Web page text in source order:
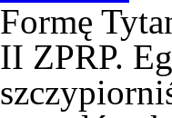
Formę
II ZPRP.